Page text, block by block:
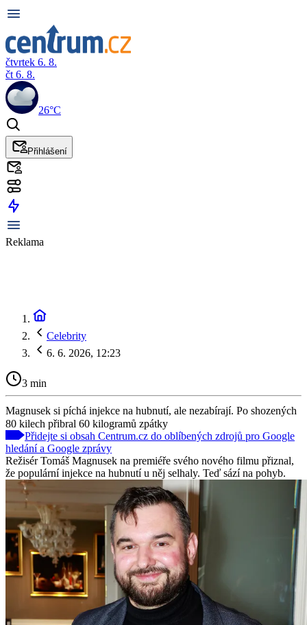
čtvrtek 6. 8.
čt 6. 8.
26°C
Přihlášení
Reklama
Celebrity
6. 6. 2026, 12:23
3 min
Magnusek si píchá injekce na hubnutí, ale nezabírají. Po shozených
80 kilech přibral 60 kilogramů zpátky
Přidejte si obsah Centrum.cz do oblíbených zdrojů pro Google
hledání a Google zprávy
Režisér Tomáš Magnusek na premiéře svého nového filmu přiznal,
že populární injekce na hubnutí u něj selhaly. Teď sází na pohyb.